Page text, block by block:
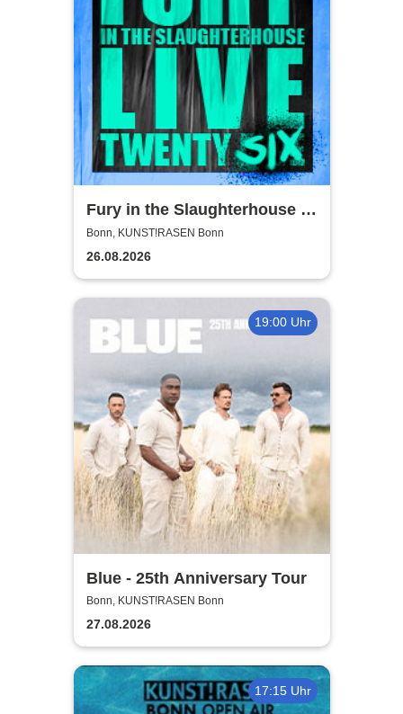
Fury in the Slaughterhouse -
Fury Live Twenty Six
Bonn, KUNST!RASEN Bonn
26.08.2026
19:00 Uhr
Blue - 25th Anniversary Tour
Bonn, KUNST!RASEN Bonn
27.08.2026
17:15 Uhr